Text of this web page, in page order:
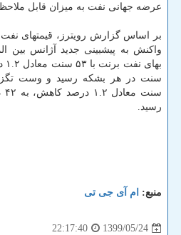
عرضه جهانی نفت به میزان قابل
بر اساس گزارش رویترز، قیمتهای نفت
واکنش به پیشبینی جدید آژانس بین
رسید.
منبع: ام آی جی تی
1399/05/24
22:17:40